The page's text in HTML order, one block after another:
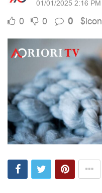
01/01/2025 2:16 PM
0 0 0 $icon